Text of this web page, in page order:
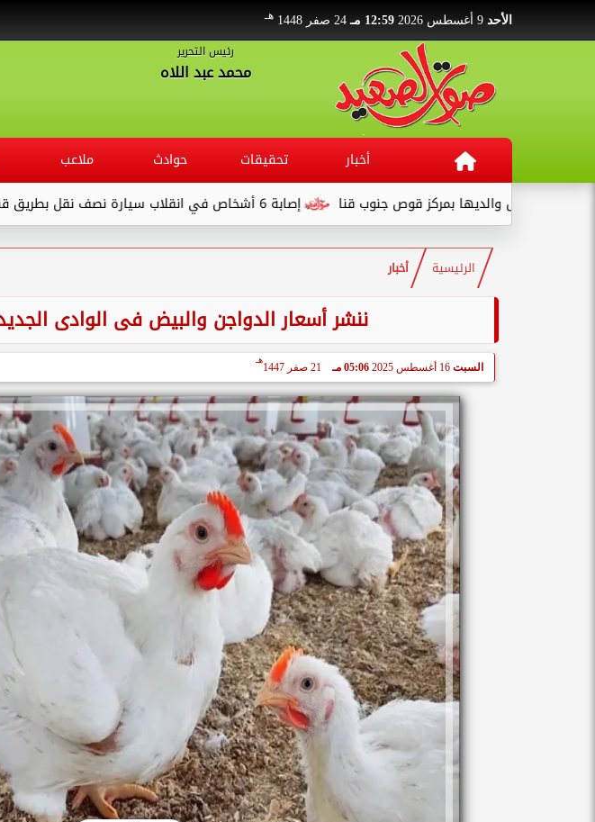
الأحد 12:59 مـ 24 صفر 1448 هـ
رئيس التحرير
محمد عبد اللاه
أخبار تحقيقات حوادث ملاعب
إصابة 6 أشخاص في انقلاب سيارة نصف نقل بطريق قفط - القصير والديها بمركز قوص جنوب قنا
الرئيسية أخبار
ننشر أسعار الدواجن والبيض فى الوادى
السبت 16 أغسطس 2025 05:06 مـ 21 صفر 1447
هـ